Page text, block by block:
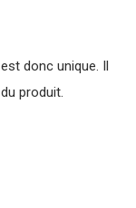
donc unique. Il
produit.